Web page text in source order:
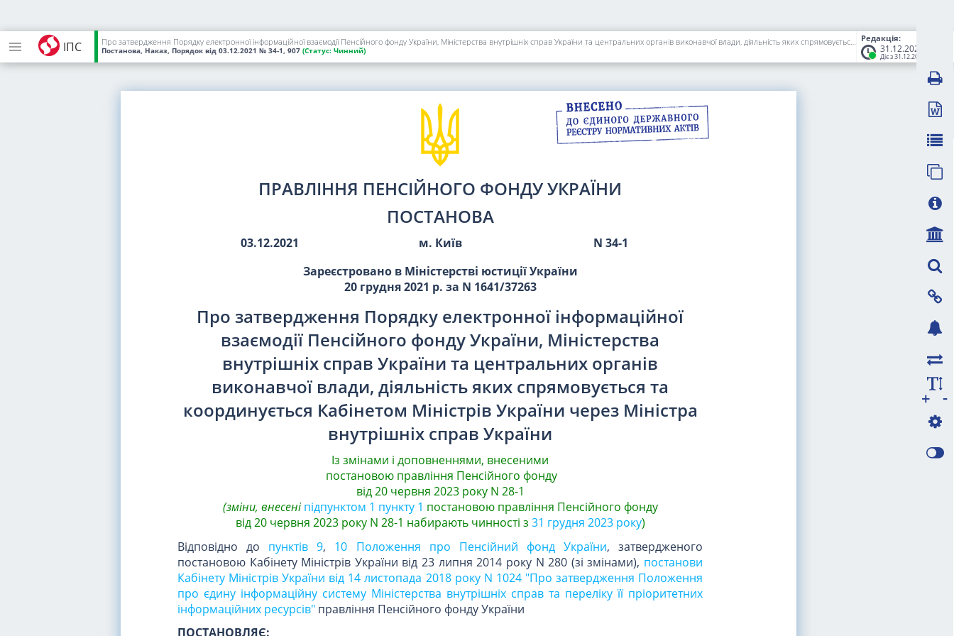
ІПС
Редакція:
31.12.2023
Діє з 31.12.2023
Про затвердження Порядку електронної інформаційної взаємодії Пенсійного фонду України, Міністерства внутрішніх справ України та центральних органів виконавчої влади, діяльність яких спрямовується та координується Кабінетом Міністрів України через Міністра внутрішніх справ України
Постанова, Наказ, Порядок від 03.12.2021 № 34-1, 907 (Статус: Чинний)
ПРАВЛІННЯ ПЕНСІЙНОГО ФОНДУ УКРАЇНИ
ПОСТАНОВА
03.12.2021 м. Київ
N 34-1
Зареєстровано в Міністерстві юстиції України
20 грудня 2021 р. за N 1641/37263
Про затвердження Порядку електронної інформаційної
взаємодії Пенсійного фонду України, Міністерства
внутрішніх справ України та центральних органів
виконавчої влади, діяльність яких спрямовується та
координується Кабінетом Міністрів України через Міністра
внутрішніх справ України
Із змінами і доповненнями, внесеними
постановою правління Пенсійного фонду
від 20 червня 2023 року N 28-1
(зміни, внесеніпідпунктом 1 пункту 1 постановою правління Пенсійного фонду
від 20 червня 2023 року N 28-1 набирають чинності з 31 грудня 2023 року)
Відповідно до пунктів 9, 10 Положення про Пенсійний фонд України, затвердженого
постановою Кабінету Міністрів України від 23 липня 2014 року N 280 (зі змінами), постанови
Кабінету Міністрів України від 14 листопада 2018 року N 1024 "Про затвердження Положення
про єдину інформаційну систему Міністерства внутрішніх справ та переліку її пріоритетних
інформаційних ресурсів" правління Пенсійного фонду України
ПОСТАНОВЛЯЄ:
-
+